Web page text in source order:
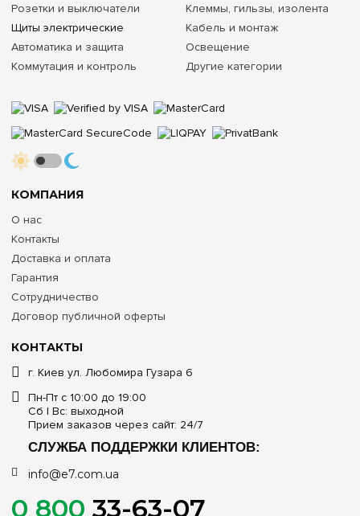
КОНТАКТЫ
г. Киев ул. Любомира Гузара 6
Пн-Пт с 10:00 до 19:00
Сб | Вс: выходной
Прием заказов через сайт: 24/7
СЛУЖБА ПОДДЕРЖКИ КЛИЕНТОВ:
info@e7.com.ua
0 800 33-63-07
КОМПАНИЯ
О нас
Контакты
Доставка и оплата
Гарантия
Сотрудничество
Договор публичной оферты
Розетки и выключатели
Щиты электрические
Автоматика и защита
Коммутация и контроль
Клеммы, гильзы, изолента
Кабель и монтаж
Освещение
Другие категории